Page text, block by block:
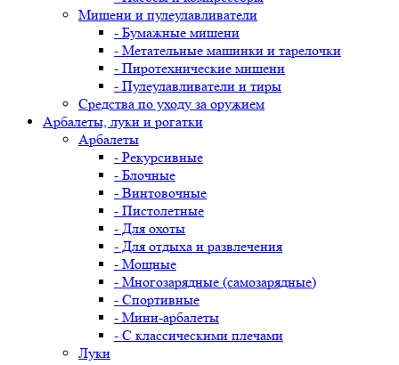
Мишени и пулеулавливатели
- Бумажные мишени
- Метательные машинки и тарелочки
- Пиротехнические мишени
- Пулеулавливатели и тиры
Средства по уходу за оружием
Арбалеты, луки и рогатки
Арбалеты
- Рекурсивные
- Блочные
- Винтовочные
- Пистолетные
- Для охоты
- Для отдыха и развлечения
- Мощные
- Многозарядные (самозарядные)
- Спортивные
- Мини-арбалеты
- С классическими плечами
Луки